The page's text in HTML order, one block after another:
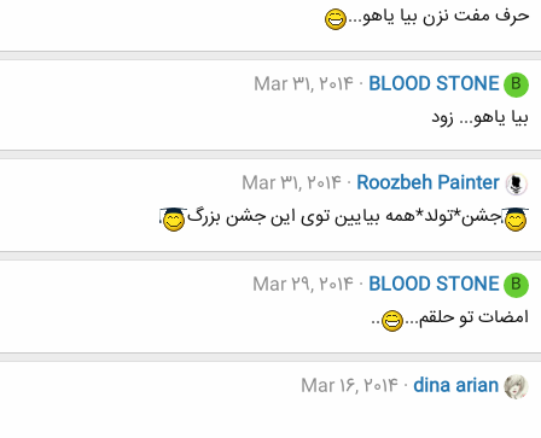
حرف مفت نزن بيا ياهو...
B
BLOOD STONE
Mar 31, 2014
بيا ياهو... زود
Roozbeh Painter
Mar 31, 2014
جشن*تولد*همه بیایین توی این جشن بزرگ
B
BLOOD STONE
Mar 29, 2014
امضات تو حلقم...
..
dina arian
Mar 16, 2014